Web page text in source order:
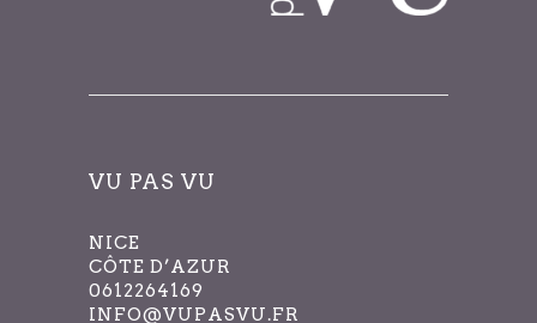
VU PAS VU
NICE
CÔTE D’AZUR
0612264169
INFO@VUPASVU.FR